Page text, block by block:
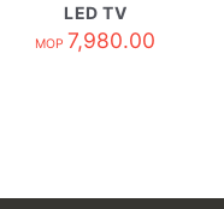
LED TV
50QNED85BCA
MOP 7,980.00